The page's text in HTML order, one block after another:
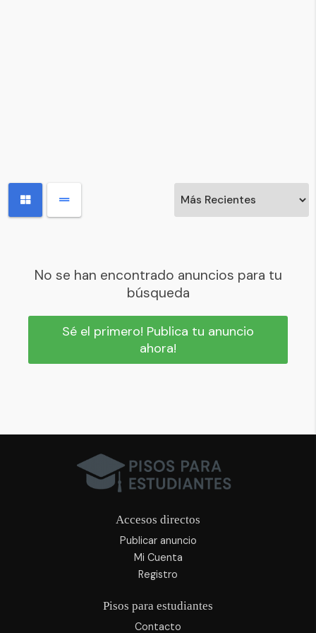
No se han encontrado anuncios para tu
búsqueda
Sé el primero! Publica tu anuncio
ahora!
Accesos directos
Publicar anuncio
Mi Cuenta
Registro
Pisos para estudiantes
Contacto